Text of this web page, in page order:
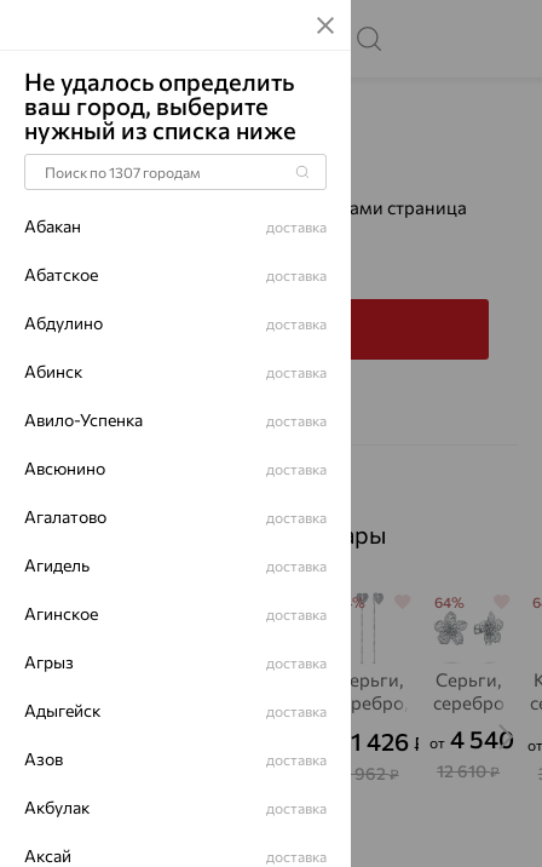
Главная Каталог
Ошибка 404
К сожалению, запрашиваемая вами страница
не найдена.
На главную
Популярные товары
Колье,
серебро
20 343 10 663
64%
Серьги,
серебро,
1 426 ₽
3 962₽
64%
Серьги,
серебро
от 4 540 ₽
12 610₽
Не удалось определить
ваш город, выберите
нужный из списка ниже
Абакан доставка
Абатское доставка
Абдулино доставка
Абинск доставка
Авило-Успенка доставка
Авсюнино доставка
Агалатово доставка
Агидель доставка
Агинское доставка
Агрыз доставка
Адыгейск доставка
Азов доставка
Акбулак доставка
Аксай доставка